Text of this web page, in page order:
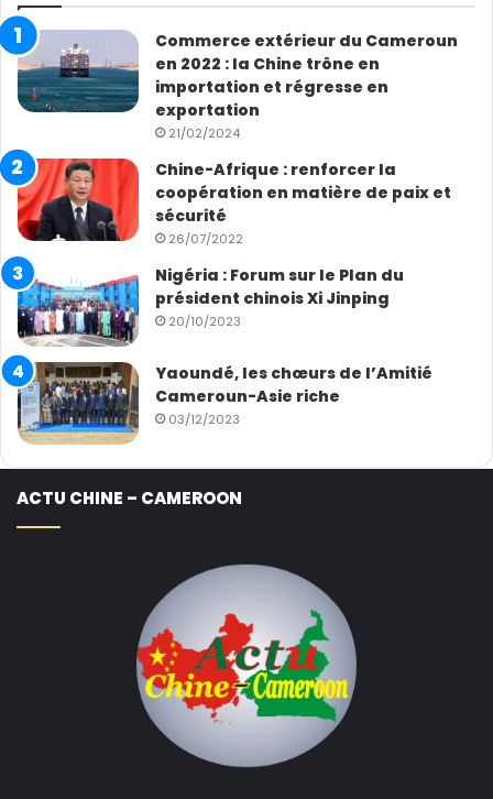
Commerce extérieur du Cameroun
en 2022 : la Chine trône en
importation et régresse en
exportation
21/02/2024
Chine-Afrique : renforcer la
coopération en matière de paix et
sécurité
26/07/2022
Nigéria : Forum sur le Plan du
président chinois Xi Jinping
20/10/2023
Yaoundé, les chœurs de l’Amitié
Cameroun-Asie riche
03/12/2023
ACTU CHINE – CAMEROON